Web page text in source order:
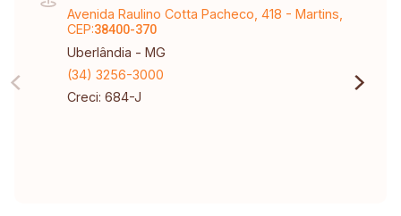
Avenida Raulino Cotta Pacheco, 418 - Martins,
CEP:38400-370
Uberlândia - MG
(34) 3256-3000
Creci: 684-J